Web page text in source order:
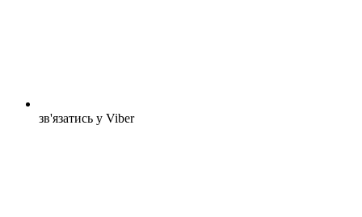
зв'язатись у Viber